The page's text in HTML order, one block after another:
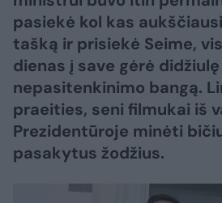
pasiekė kol kas
tašką ir prisiekė Seime,
dienas į save gėrė didžiulę
nepasitenkinimo bangą.
praeities, seni filmukai iš
Prezidentūroje minėti
pasakytus žodžius.